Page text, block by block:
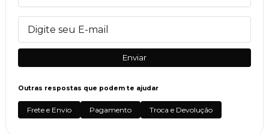
Enviar
Outras respostas que podem te ajudar
Frete e Envio Pagamento Troca e Devolução